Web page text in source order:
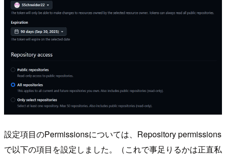
設定項目のPermissionsについては、Repository permissions
で以下の項目を設定しました。（これで事足りるかは正直私